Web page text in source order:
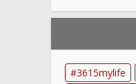
3615mylife